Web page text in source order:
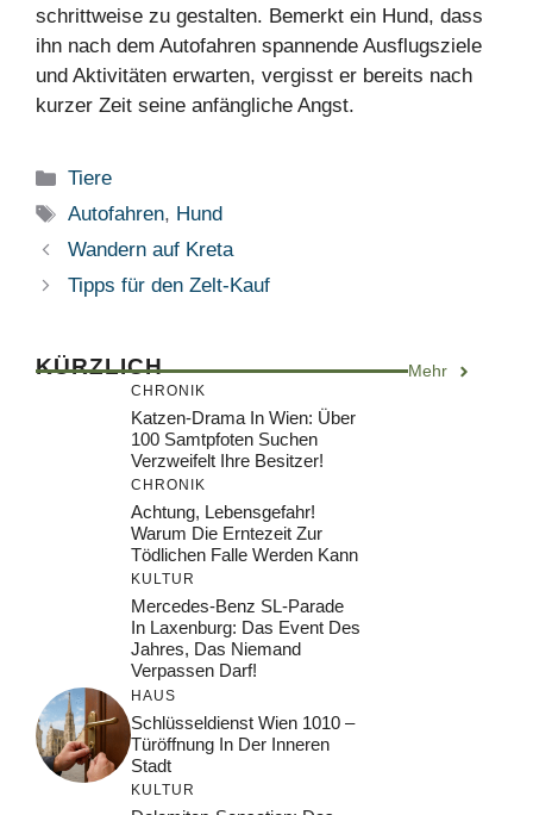
schrittweise zu gestalten. Bemerkt ein Hund, dass
ihn nach dem Autofahren spannende Ausflugsziele
und Aktivitäten erwarten, vergisst er bereits nach
kurzer Zeit seine anfängliche Angst.
Kategorien
Tiere
Schlagwörter
Autofahren, Hund
Wandern auf Kreta
Tipps für den Zelt-Kauf
KÜRZLICH Mehr
CHRONIK
Katzen-Drama In Wien: Über
100 Samtpfoten Suchen
Verzweifelt Ihre Besitzer!
CHRONIK
Achtung, Lebensgefahr!
Warum Die Erntezeit Zur
Tödlichen Falle Werden Kann
KULTUR
Mercedes-Benz SL-Parade
In Laxenburg: Das Event Des
Jahres, Das Niemand
Verpassen Darf!
HAUS
Schlüsseldienst Wien 1010 –
Türöffnung In Der Inneren
Stadt
KULTUR